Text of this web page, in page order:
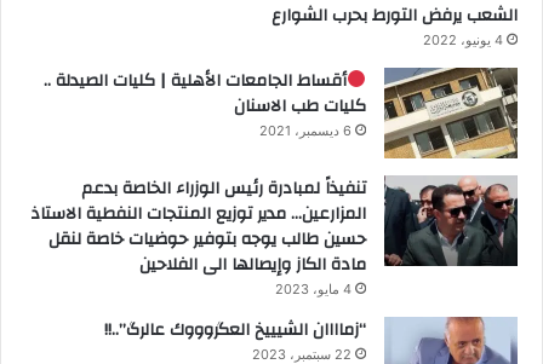
الشعب يرفض التورط بحرب الشوارع
4 يونيو، 2022
أقساط الجامعات الأهلية | كليات الصيدلة ..
كليات طب الاسنان
6 ديسمبر، 2021
تنفيذاً لمبادرة رئيس الوزراء الخاصة بدعم
المزارعين… مدير توزيع المنتجات النفطية الاستاذ
حسين طالب يوجه بتوفير حوضيات خاصة لنقل
مادة الكاز وإيصالها الى الفلاحين
4 مايو، 2023
“زماااان الشيييخ العگروووك عالرگ”..!!
22 سبتمبر، 2023